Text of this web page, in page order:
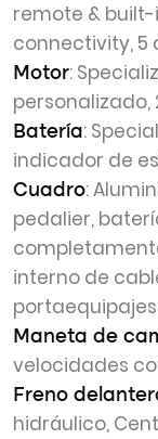
remote &
connectivity, 5
Motor:
personalizado,
Batería:
indicador de
Cuadro:
pedalier,
interno de
Maneta de
velocidades
Freno
hidráulico,